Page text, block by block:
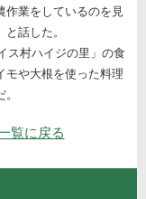
作業をしているのを見
話した。
ス村ハイジの里」の食
モや大根を使った料理
覧に戻る